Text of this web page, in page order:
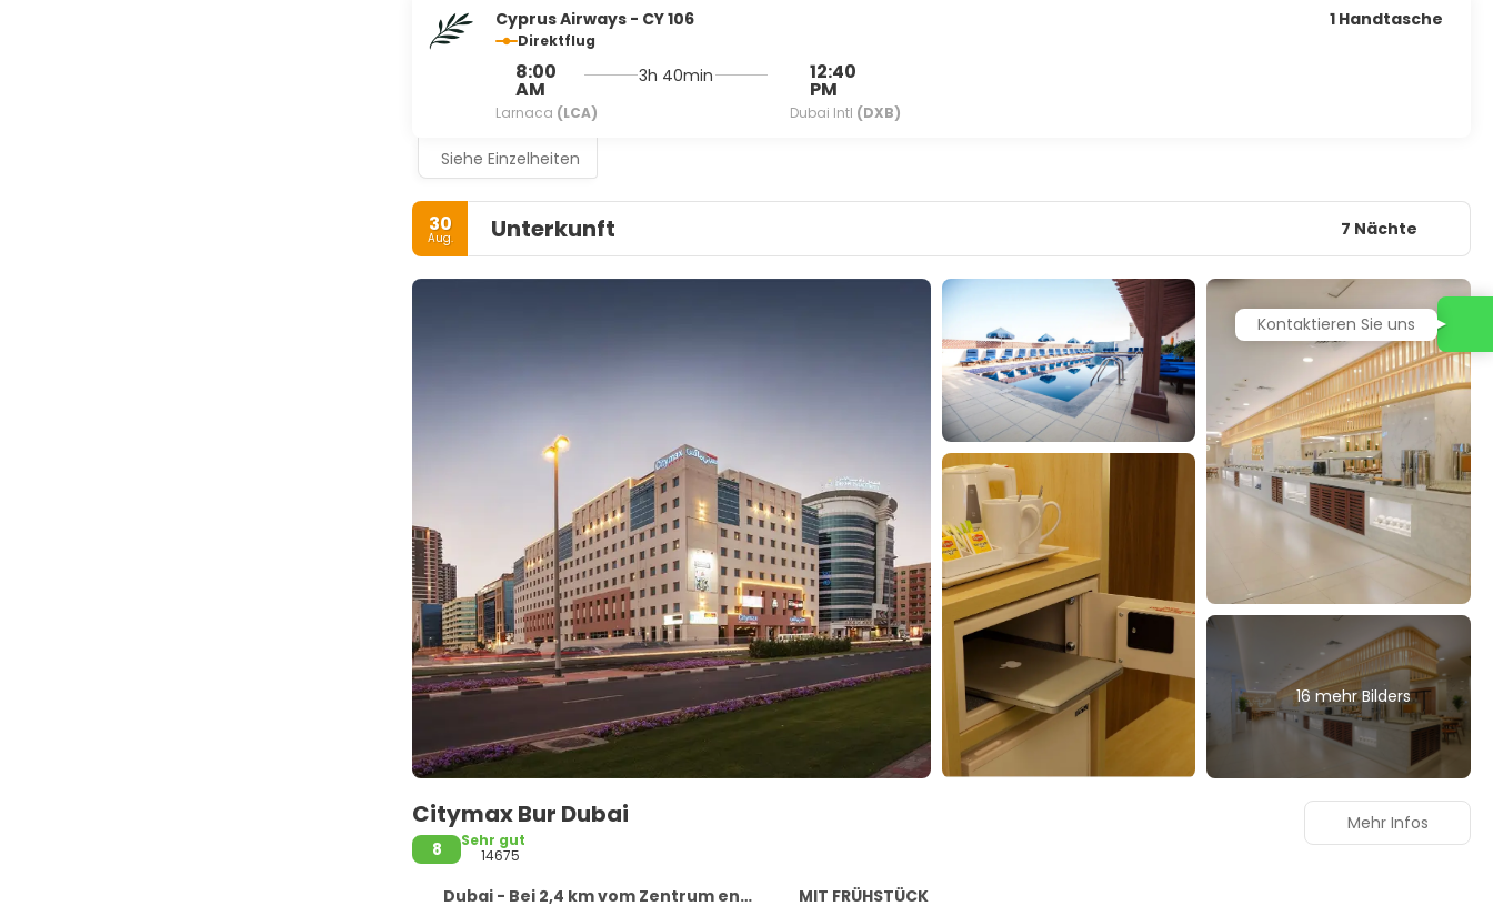
Cyprus Airways - CY 106
Direktflug
8:00
AM
Larnaca (LCA)
3h 40min 12:40
PM
Dubai Intl (DXB)
1 Handtasche
Siehe Einzelheiten
30
Aug. Unterkunft 7 Nächte
16 mehr Bilders
Citymax Bur Dubai
8
Sehr gut
14675
Dubai - Bei 2,4 km vom Zentrum entfernt
MIT FRÜHSTÜCK
Mehr Infos
Kontaktieren Sie uns